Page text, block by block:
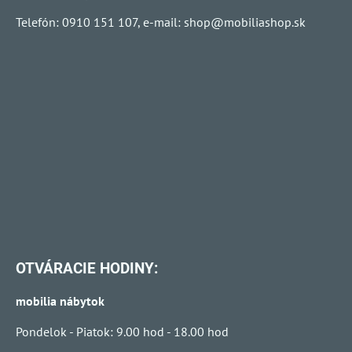
Telefón: 0910 151 107, e-mail: shop@mobiliashop.sk
OTVÁRACIE HODINY:
mobilia nábytok
Pondelok - Piatok: 9.00 hod - 18.00 hod